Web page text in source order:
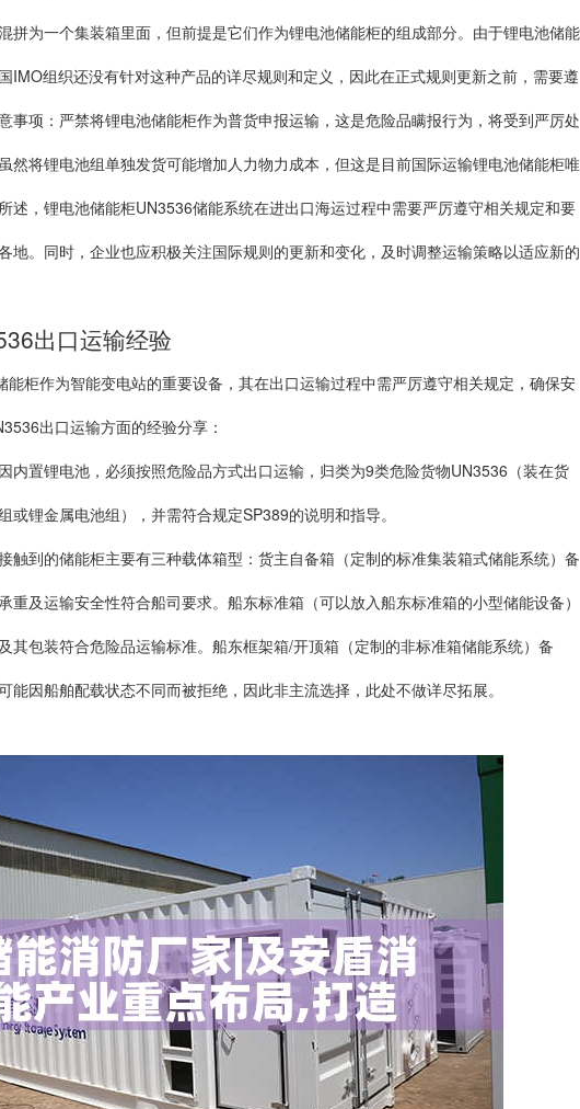
拼为一个集装箱里面，但前提是它们作为锂电池储能柜的组成部分。由于锂电池储能
IMO组织还没有针对这种产品的详尽规则和定义，因此在正式规则更新之前，需要遵
事项：严禁将锂电池储能柜作为普货申报运输，这是危险品瞒报行为，将受到严厉处
然将锂电池组单独发货可能增加人力物力成本，但这是目前国际运输锂电池储能柜唯
述，锂电池储能柜UN3536储能系统在进出口海运过程中需要严厉遵守相关规定和要
地。同时，企业也应积极关注国际规则的更新和变化，及时调整运输策略以适应新的
出口运输经验
柜作为智能变电站的重要设备，其在出口运输过程中需严厉遵守相关规定，确保安
出口运输方面的经验分享：
内置锂电池，必须按照危险品方式出口运输，归类为9类危险货物UN3536（装在货
锂金属电池组），并需符合规定SP389的说明和指导。
触到的储能柜主要有三种载体箱型：货主自备箱（定制的标准集装箱式储能系统）备
重及运输安全性符合船司要求。船东标准箱（可以放入船东标准箱的小型储能设备）
其包装符合危险品运输标准。船东框架箱/开顶箱（定制的非标准箱储能系统）备
能因船舶配载状态不同而被拒绝，因此非主流选择，此处不做详尽拓展。